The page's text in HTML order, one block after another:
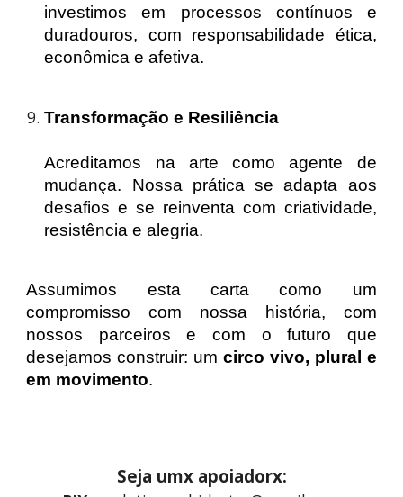
investimos em processos contínuos e
duradouros, com responsabilidade ética,
econômica e afetiva.
Transformação e Resiliência
Acreditamos na arte como agente de
mudança. Nossa prática se adapta aos
desafios e se reinventa com criatividade,
resistência e alegria.
Assumimos esta carta como um
compromisso com nossa história, com
nossos parceiros e com o futuro que
desejamos construir: um circo vivo, plural e
em movimento.
Seja umx apoiadorx: